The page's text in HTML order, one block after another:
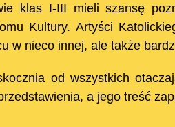
klas I-III mieli szansę
Kultury. Artyści
w nieco innej, ale także
od wszystkich
a jego treść